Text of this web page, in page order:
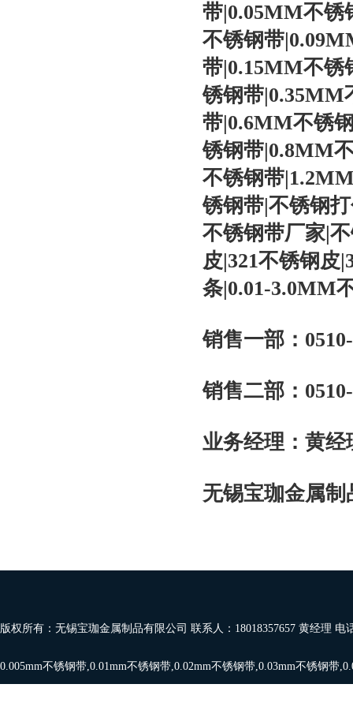
带|0.05MM不锈
不锈钢带
带|0.15MM不锈
锈钢带|0.35MM
带|0.6MM不锈
锈钢带|0.8MM
不锈钢带
锈钢带|不锈钢
不锈钢带厂家|
皮|321不锈钢皮
条|0.01-3.0MM
销售一部：
销售二部：
业务经理：黄经
无锡宝珈金属
版权所有：无锡宝珈金属制品有限公司 联系人：18018357657 黄经理
0.005mm不锈钢带,0.01mm不锈钢带,0.02mm不锈钢带,0.03mm不锈钢带,